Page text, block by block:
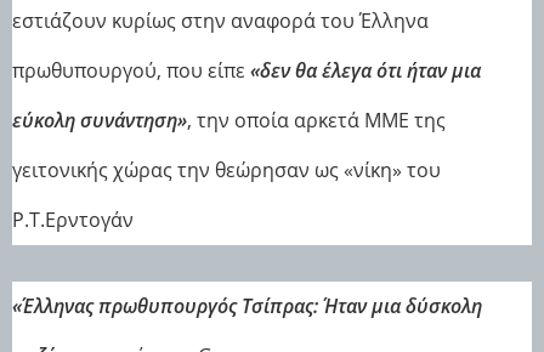
εστιάζουν κυρίως στην αναφορά του Έλληνα
πρωθυπουργού, που είπε «δεν θα έλεγα ότι ήταν μια
εύκολη συνάντηση», την οποία αρκετά ΜΜΕ της
γειτονικής χώρας την θεώρησαν ως «νίκη» του
Ρ.Τ.Ερντογάν
«Έλληνας πρωθυπουργός Τσίπρας: Ήταν μια δύσκολη